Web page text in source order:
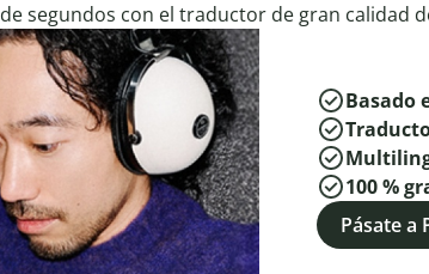
de segundos con el traductor de gran calidad
Basado
100 %
Pásate a